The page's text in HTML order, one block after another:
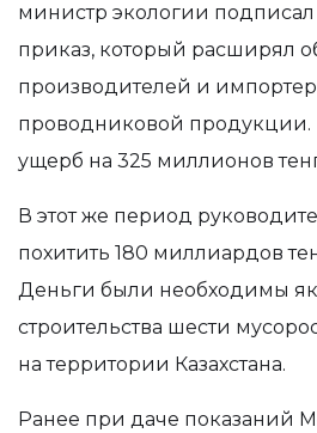
министр экологии
приказ, который расширял
производителей и
проводниковой
ущерб на 325 миллионов
В этот же период
похитить 180 миллиардов
Деньги были необходимы
строительства шести
на территории Казахстана.
Ранее при даче показаний